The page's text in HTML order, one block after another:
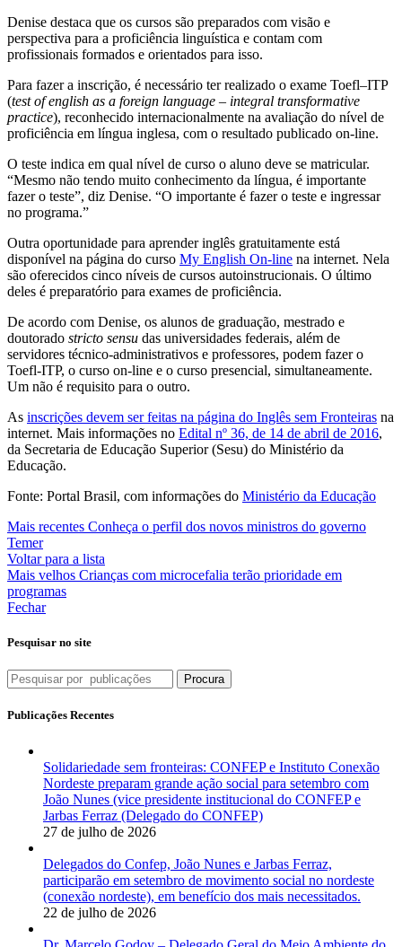
Denise destaca que os cursos são preparados com visão e
perspectiva para a proficiência linguística e contam com
profissionais formados e orientados para isso.
Para fazer a inscrição, é necessário ter realizado o exame Toefl–ITP
(test of english as a foreign language – integral transformative
practice), reconhecido internacionalmente na avaliação do nível de
proficiência em língua inglesa, com o resultado publicado on-line.
O teste indica em qual nível de curso o aluno deve se matricular.
“Mesmo não tendo muito conhecimento da língua, é importante
fazer o teste”, diz Denise. “O importante é fazer o teste e ingressar
no programa.”
Outra oportunidade para aprender inglês gratuitamente está
disponível na página do curso My English On-line na internet. Nela
são oferecidos cinco níveis de cursos autoinstrucionais. O último
deles é preparatório para exames de proficiência.
De acordo com Denise, os alunos de graduação, mestrado e
doutorado stricto sensu das universidades federais, além de
servidores técnico-administrativos e professores, podem fazer o
Toefl-ITP, o curso on-line e o curso presencial, simultaneamente.
Um não é requisito para o outro.
As inscrições devem ser feitas na página do Inglês sem Fronteiras na
internet. Mais informações no Edital nº 36, de 14 de abril de 2016,
da Secretaria de Educação Superior (Sesu) do Ministério da
Educação.
Fonte: Portal Brasil, com informações do Ministério da Educação
Mais recentes Conheça o perfil dos novos ministros do governo
Temer
Voltar para a lista
Mais velhos Crianças com microcefalia terão prioridade em
programas
Fechar
Pesquisar no site
Procura
Publicações Recentes
Solidariedade sem fronteiras: CONFEP e Instituto Conexão
Nordeste preparam grande ação social para setembro com
João Nunes (vice presidente institucional do CONFEP e
Jarbas Ferraz (Delegado do CONFEP)
27 de julho de 2026
Delegados do Confep, João Nunes e Jarbas Ferraz,
participarão em setembro de movimento social no nordeste
(conexão nordeste), em benefício dos mais necessitados.
22 de julho de 2026